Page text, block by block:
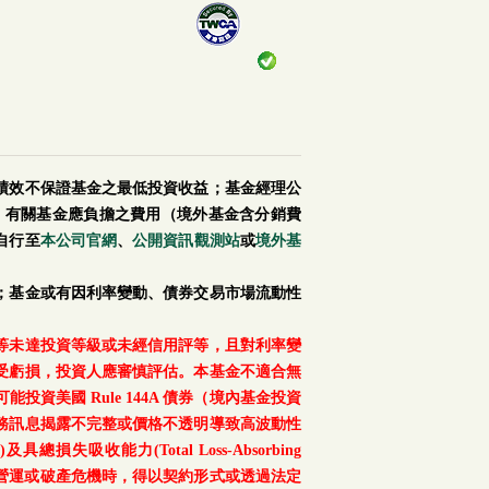
不保證基金之最低投資收益；基金經理公
關基金應負擔之費用（境外基金含分銷費
行至本公司官網、公開資訊觀測站或境外基
金或有因利率變動、債券交易市場流動性
達投資等級或未經信用評等，且對利率變
損，投資人應審慎評估。本基金不適合無
投資美國 Rule 144A 債券（境內基金投資
訊息揭露不完整或價格不透明導致高波動性
具總損失吸收能力(Total Loss-Absorbing
或破產危機時，得以契約形式或透過法定